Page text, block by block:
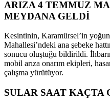
ARIZA 4 TEMMUZ
MEYDANA GELDİ
Kesintinin, Karamürsel’in
Mahallesi’ndeki ana şebeke
sonucu oluştuğu bildirildi.
mobil arıza onarım ekipleri,
çalışma yürütüyor.
SULAR SAAT KAÇTA